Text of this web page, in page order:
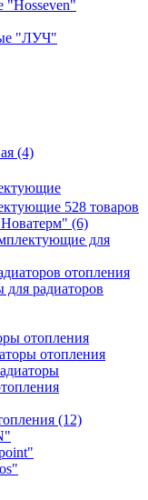
"Hosseven"
"ЛУЧ"
(4)
528 товаров
(6)
для
отопления
радиаторов
отопления
отопления
(12)